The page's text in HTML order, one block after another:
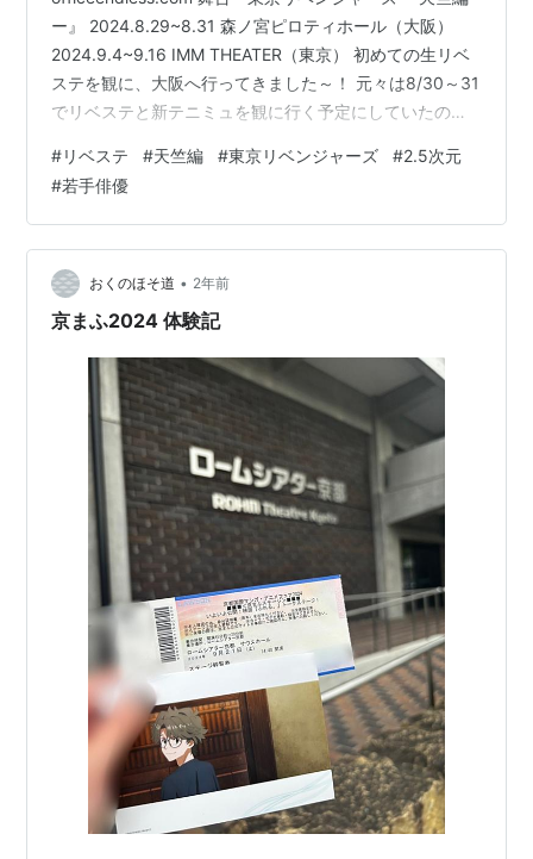
ー』 2024.8.29~8.31 森ノ宮ピロティホール（大阪）
2024.9.4~9.16 IMM THEATER（東京） 初めての生リベ
ステを観に、大阪へ行ってきました～！ 元々は8/30～31
でリベステと新テニミュを観に行く予定にしていたので
定変更してリベステのみとなってしまいました。悔し
い！！！
#リベステ #天竺編 #東京リベンジャーズ #2.5次元
#若手俳優
おくのほそ道 • 2年前
京まふ2024 体験記